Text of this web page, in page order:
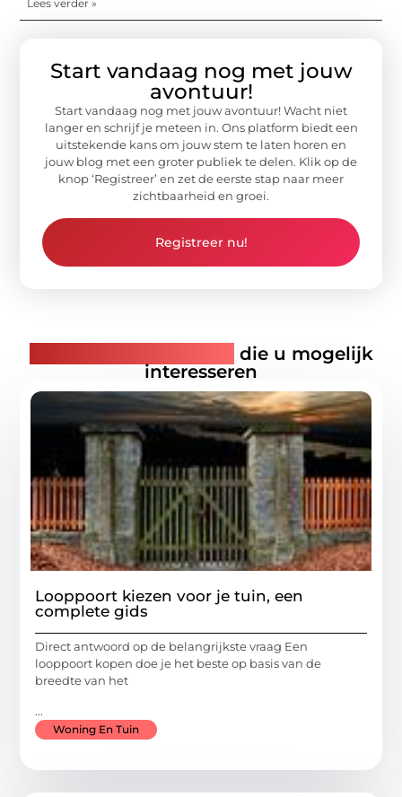
Lees verder »
Start vandaag nog met jouw
avontuur!
Start vandaag nog met jouw avontuur! Wacht niet
langer en schrijf je meteen in. Ons platform biedt een
uitstekende kans om jouw stem te laten horen en
jouw blog met een groter publiek te delen. Klik op de
knop ‘Registreer’ en zet de eerste stap naar meer
zichtbaarheid en groei.
Registreer nu!
die u mogelijk
interesseren
Looppoort kiezen voor je tuin, een
complete gids
Direct antwoord op de belangrijkste vraag Een
looppoort kopen doe je het beste op basis van de
breedte van het
...
Woning En Tuin